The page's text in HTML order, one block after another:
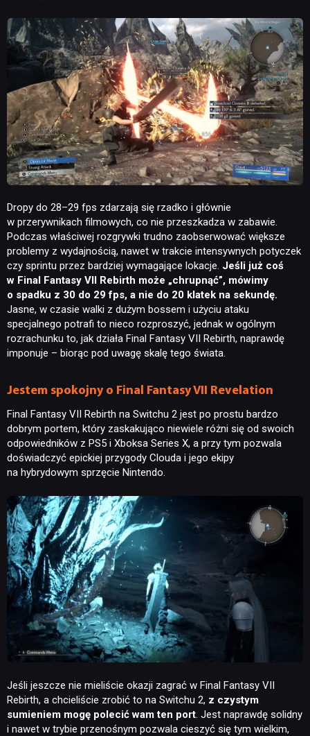
Dropy do 28–29 fps zdarzają się rzadko i głównie
w przerywnikach filmowych, co nie przeszkadza w zabawie.
Podczas właściwej rozgrywki trudno zaobserwować większe
problemy z wydajnością, nawet w trakcie intensywnych potyczek
czy sprintu przez bardziej wymagające lokacje. Jeśli już coś
w Final Fantasy VII Rebirth może „chrupnąć”, mówimy
o spadku z 30 do 29 fps, a nie do 20 klatek na sekundę.
Jasne, w czasie walki z dużym bossem i użyciu ataku
specjalnego potrafi to nieco rozproszyć, jednak w ogólnym
rozrachunku to, jak działa Final Fantasy VII Rebirth, naprawdę
imponuje – biorąc pod uwagę skalę tego świata.
Jestem spokojny o Final Fantasy VII Revelation
Final Fantasy VII Rebirth na Switchu 2 jest po prostu bardzo
dobrym portem, który zaskakująco niewiele różni się od swoich
odpowiedników z PS5 i Xboksa Series X, a przy tym pozwala
doświadczyć epickiej przygody Clouda i jego ekipy
na hybrydowym sprzęcie Nintendo.
Jeśli jeszcze nie mieliście okazji zagrać w Final Fantasy VII
Rebirth, a chcieliście zrobić to na Switchu 2, z czystym
sumieniem mogę polecić wam ten port. Jest naprawdę solidny
i nawet w trybie przenośnym pozwala cieszyć się tym wielkim,